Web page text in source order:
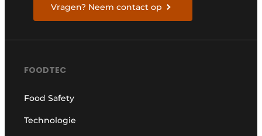
Vragen? Neem contact op
FOODTEC
Food Safety
Technologie